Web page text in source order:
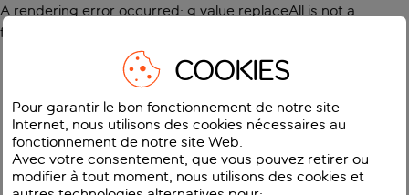
A rendering error occurred: g.value.replaceAll is not a
function
COOKIES
Pour garantir le bon fonctionnement de notre site
Internet, nous utilisons des cookies nécessaires au
fonctionnement de notre site Web.
Avec votre consentement, que vous pouvez retirer ou
modifier à tout moment, nous utilisons des cookies et